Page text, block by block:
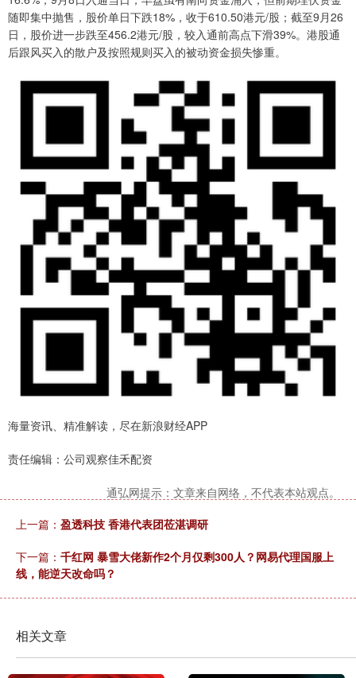
随即集中抛售，股价单日下跌18%，收于610.50港元/股；截至9月26
日，股价进一步跌至456.2港元/股，较入通前高点下滑39%。港股通
后跟风买入的散户及按照规则买入的被动资金损失惨重。
海量资讯、精准解读，尽在新浪财经APP
责任编辑：公司观察佳禾配资
通弘网提示：文章来自网络，不代表本站观点。
上一篇： 盈透科技 香港代表团莅湛调研
下一篇： 千红网 暴雪大佬新作2个月仅剩300人？网易代理国服上
线，能逆天改命吗？
相关文章